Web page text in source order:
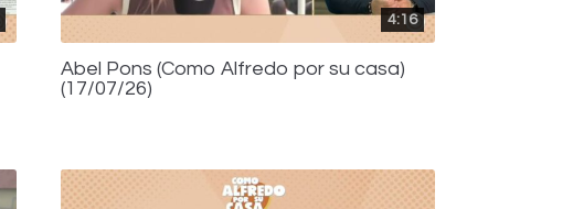
4:16
Abel Pons (Como Alfredo por su casa)
(17/07/26)